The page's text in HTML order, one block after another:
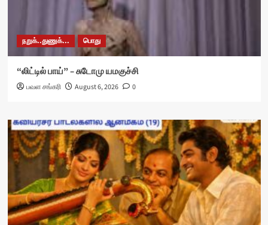
நறுக்..துணுக்... பொது
“லிட்டில் பாய்” – சுடோமு யமகுச்சி
பவள சங்கரி August 6, 2026 0